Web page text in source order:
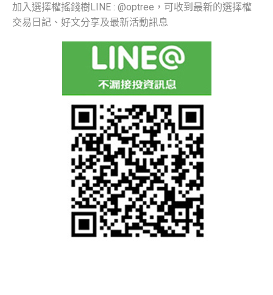
加入選擇權搖錢樹LINE : @optree，可收到最新的選擇權
交易日記、好文分享及最新活動訊息